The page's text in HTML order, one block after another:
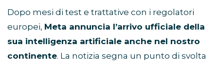
Dopo mesi di test e trattative con i regolatori
europei, Meta annuncia l’arrivo ufficiale della
sua intelligenza artificiale anche nel nostro
continente. La notizia segna un punto di svolta